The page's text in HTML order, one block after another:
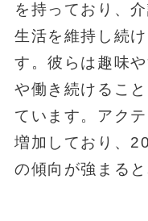
を持っており、
生活を維持し続
す。彼らは趣味
や働き続けるこ
ています。アク
増加しており、
の傾向が強まる